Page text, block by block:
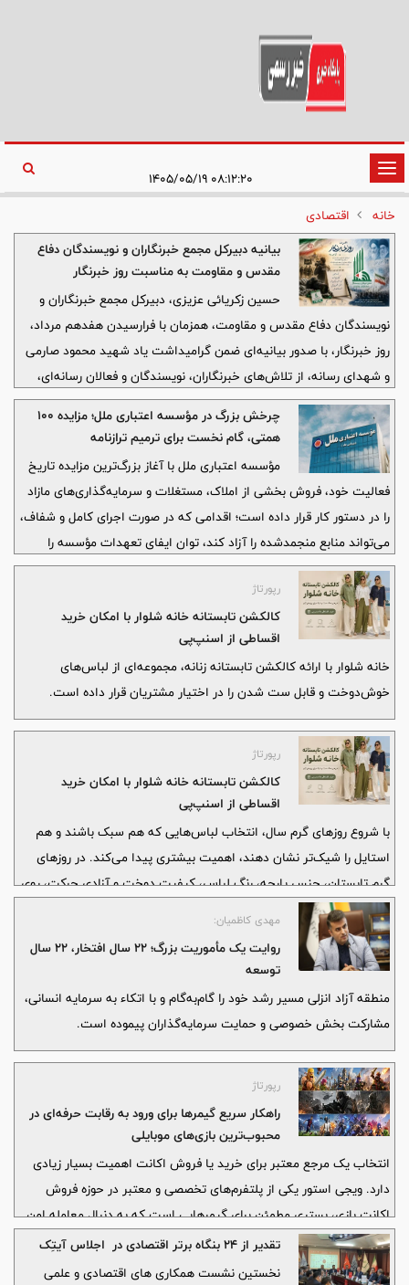
تغییر
وضعیت
ناوبری
خانه
اقتصادی
بیانیه دبیرکل مجمع خبرنگاران و نویسندگان دفاع
مقدس و مقاومت به مناسبت روز خبرنگار
حسین زکریائی عزیزی، دبیرکل مجمع خبرنگاران و
نویسندگان دفاع مقدس و مقاومت، همزمان با فرارسیدن هفدهم مرداد،
روز خبرنگار، با صدور بیانیه‌ای ضمن گرامیداشت یاد شهید محمود صارمی
و شهدای رسانه، از تلاش‌های خبرنگاران، نویسندگان و فعالان رسانه‌ای،
به‌ویژه در حوزه دفاع مقدس و مقاومت، قدردانی کرد.
چرخش بزرگ در مؤسسه اعتباری ملل؛ مزایده ۱۰۰
همتی، گام نخست برای ترمیم ترازنامه
مؤسسه اعتباری ملل با آغاز بزرگ‌ترین مزایده تاریخ
فعالیت خود، فروش بخشی از املاک، مستغلات و سرمایه‌گذاری‌های مازاد
را در دستور کار قرار داده است؛ اقدامی که در صورت اجرای کامل و شفاف،
می‌تواند منابع منجمدشده را آزاد کند، توان ایفای تعهدات مؤسسه را
افزایش دهد و مسیر اصلاح ساختار مالی «ملل» را هموارتر سازد.
رپورتاژ
کالکشن تابستانه خانه شلوار با امکان خرید
اقساطی از اسنپ‌پی
خانه شلوار با ارائه کالکشن تابستانه زنانه، مجموعه‌ای از لباس‌های
خوش‌دوخت و قابل ست شدن را در اختیار مشتریان قرار داده است.
رپورتاژ
کالکشن تابستانه خانه شلوار با امکان خرید
اقساطی از اسنپ‌پی
با شروع روزهای گرم سال، انتخاب لباس‌هایی که هم سبک باشند و هم
استایل را شیک‌تر نشان دهند، اهمیت بیشتری پیدا می‌کند. در روزهای
گرم تابستان، جنس پارچه، رنگ لباس، کیفیت دوخت و آزادی حرکت، روی
راحتی و ظاهر نهایی استایل تأثیر مستقیم دارد. خانه شلوار با ارائه
کالکشن تابستانه زنانه، مجموعه‌ای از لباس‌های خوش‌دوخت و قابل ست
شدن را در اختیار مشتریان قرار داده است.
مهدی کاظمیان:
روایت یک مأموریت بزرگ؛ ۲۲ سال افتخار، ۲۲ سال
توسعه
منطقه آزاد انزلی مسیر رشد خود را گام‌به‌گام و با اتکاء به سرمایه انسانی،
مشارکت بخش خصوصی و حمایت سرمایه‌گذاران پیموده است.
رپورتاژ
راهکار سریع گیمرها برای ورود به رقابت حرفه‌ای در
محبوب‌ترین بازی‌های موبایلی
انتخاب یک مرجع معتبر برای خرید یا فروش اکانت اهمیت بسیار زیادی
دارد. ویجی استور یکی از پلتفرم‌های تخصصی و معتبر در حوزه فروش
اکانت بازی، بستری مطمئن برای گیمرهایی است که به دنبال معامله امن
و حرفه‌ای هستند.
تقدیر از ۲۴ بنگاه برتر اقتصادی در اجلاس آیتِک
نخستین نشست همکاری های اقتصادی و علمی